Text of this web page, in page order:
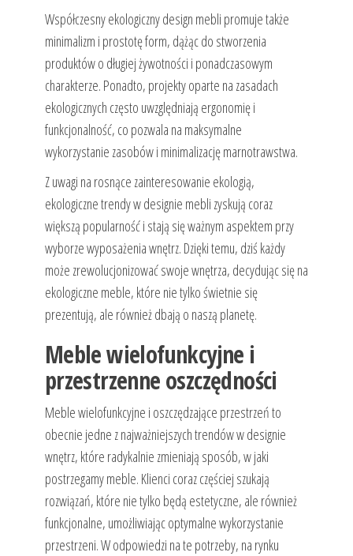
Współczesny ekologiczny design mebli promuje także
minimalizm i prostotę form, dążąc do stworzenia
produktów o długiej żywotności i ponadczasowym
charakterze. Ponadto, projekty oparte na zasadach
ekologicznych często uwzględniają ergonomię i
funkcjonalność, co pozwala na maksymalne
wykorzystanie zasobów i minimalizację marnotrawstwa.
Z uwagi na rosnące zainteresowanie ekologią,
ekologiczne trendy w designie mebli zyskują coraz
większą popularność i stają się ważnym aspektem przy
wyborze wyposażenia wnętrz. Dzięki temu, dziś każdy
może zrewolucjonizować swoje wnętrza, decydując się na
ekologiczne meble, które nie tylko świetnie się
prezentują, ale również dbają o naszą planetę.
Meble wielofunkcyjne i
przestrzenne oszczędności
Meble wielofunkcyjne i oszczędzające przestrzeń to
obecnie jedne z najważniejszych trendów w designie
wnętrz, które radykalnie zmieniają sposób, w jaki
postrzegamy meble. Klienci coraz częściej szukają
rozwiązań, które nie tylko będą estetyczne, ale również
funkcjonalne, umożliwiając optymalne wykorzystanie
przestrzeni. W odpowiedzi na te potrzeby, na rynku